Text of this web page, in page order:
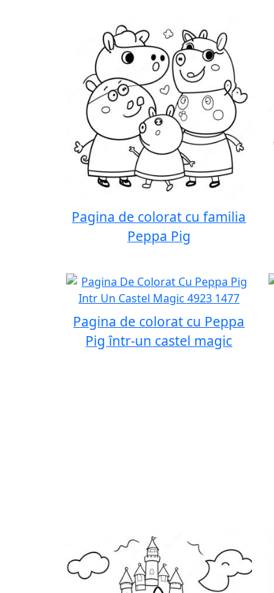
Pagina de colorat cu familia
Peppa Pig
Pagina de colorat cu Peppa
Pig într-un castel magic